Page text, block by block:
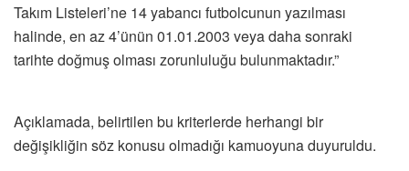
Takım Listeleri’ne 14 yabancı futbolcunun yazılması
halinde, en az 4’ünün 01.01.2003 veya daha sonraki
tarihte doğmuş olması zorunluluğu bulunmaktadır.”
Açıklamada, belirtilen bu kriterlerde herhangi bir
değişikliğin söz konusu olmadığı kamuoyuna duyuruldu.